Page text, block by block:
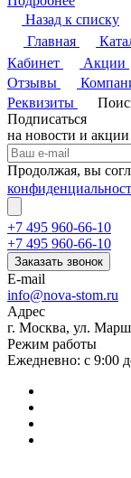
Назад к списку
Главная
Кабинет
Акции
Отзывы
Реквизиты
Подписаться
на новости и акции
Продолжая, вы
+7 495 960-66-10
+7 495 960-66-10
Заказать звонок
E-mail
info@nova-stom.ru
Адрес
г. Москва, ул.
Режим работы
Ежедневно: с 9:00